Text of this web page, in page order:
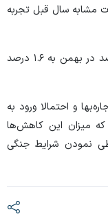
به مدت مشابه سال قبل تجربه
در تورم ماهانه نیز شاهد کاهش رشد از ۲.۲ درصد در بهمن به ۱.۶ درصد
و احتمالا ورود به
که میزان این کاهش‌ها
نمودن شرایط جنگی